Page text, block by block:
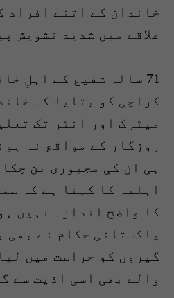
خاندان کے اتنے افراد
علاقے میں شدید تشویش
71 سالہ شفیع کے اہلِ
کراچی کو بتایا کہ
میٹرک اور انٹر تک
روزگار کے مواقع نہ
ہی ان کی مجبوری بن
اہلیہ کا کہنا ہے کہ
کا واضح اندازہ نہیں
پاکستانی حکام نے بھی
گیروں کو حراست میں
والے بھی اسی اذیت سے